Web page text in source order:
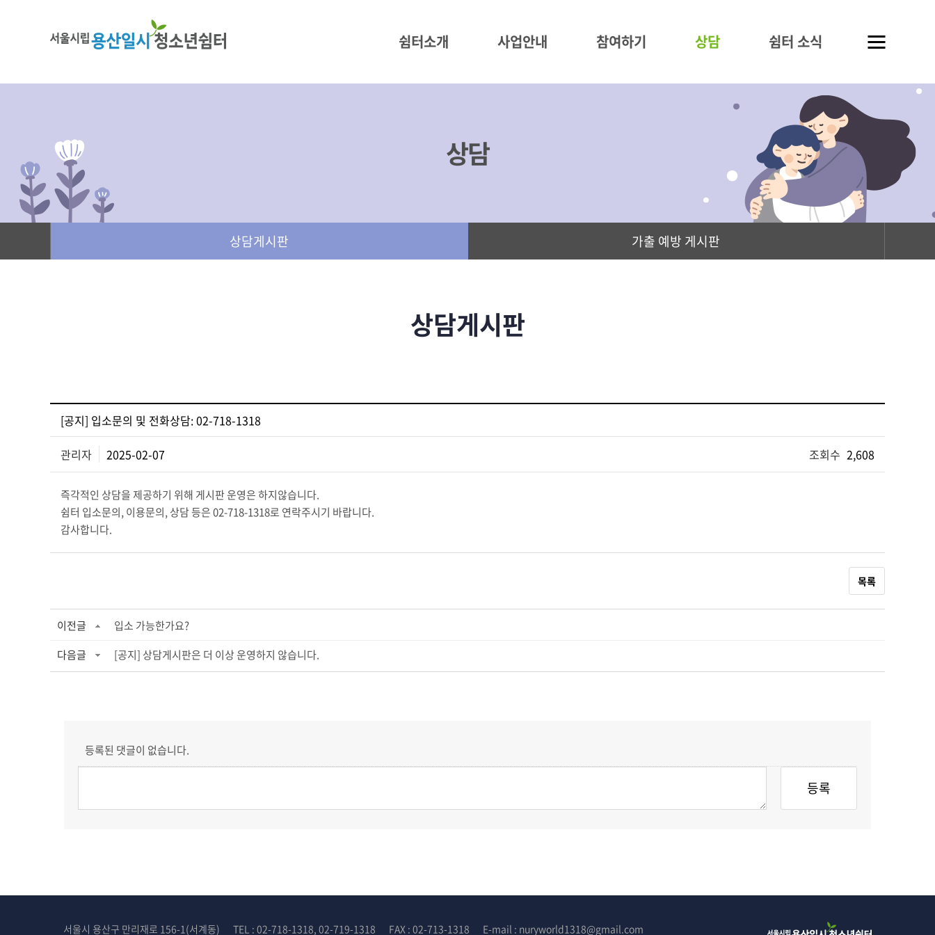
쉼터소개 사업안내 참여하기 상담 쉼터 소식
상담
상담게시판 가출 예방 게시판
상담게시판
[공지] 입소문의 및 전화상담: 02-718-1318
관리자 2025-02-07 조회수 2,608
즉각적인 상담을 제공하기 위해 게시판 운영은 하지않습니다.
쉼터 입소문의, 이용문의, 상담 등은 02-718-1318로 연락주시기 바랍니다.
감사합니다.
목록
이전글
입소 가능한가요?
다음글
[공지] 상담게시판은 더 이상 운영하지 않습니다.
등록된 댓글이 없습니다.
서울시 용산구 만리재로 156-1(서계동) TEL : 02-718-1318, 02-719-1318 FAX : 02-713-1318 E-mail : nuryworld1318@gmail.com